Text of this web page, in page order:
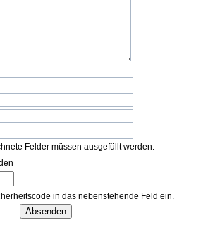
Felder müssen ausgefüllt werden.
in das nebenstehende Feld ein.